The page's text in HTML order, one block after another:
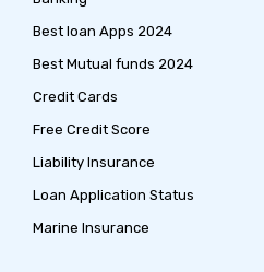
Best loan Apps 2024
Best Mutual funds 2024
Credit Cards
Free Credit Score
Liability Insurance
Loan Application Status
Marine Insurance